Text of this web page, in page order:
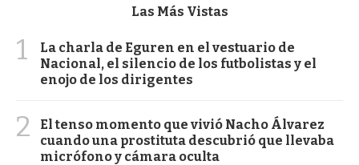
Las Más Vistas
1
La charla de Eguren en el vestuario de
Nacional, el silencio de los futbolistas y el
enojo de los dirigentes
2
El tenso momento que vivió Nacho Álvarez
cuando una prostituta descubrió que llevaba
micrófono y cámara oculta